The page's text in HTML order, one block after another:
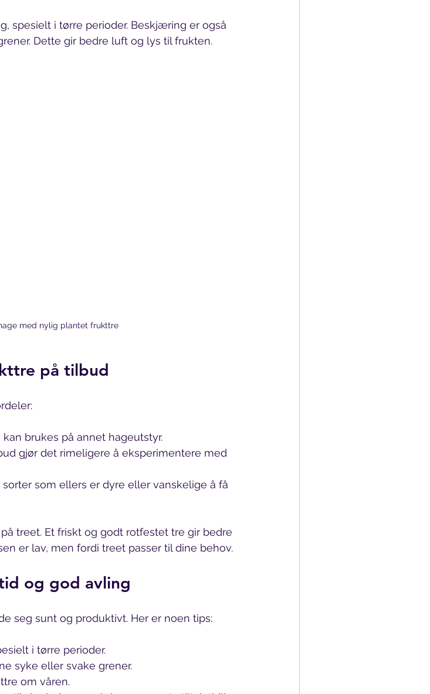
spesielt i tørre perioder. Beskjæring er også
Dette gir bedre luft og lys til frukten.
med nylig plantet frukttre
på tilbud
brukes på annet hageutstyr.
gjør det rimeligere å eksperimentere med
som ellers er dyre eller vanskelige å få
treet. Et friskt og godt rotfestet tre gir bedre
er lav, men fordi treet passer til dine behov.
og god avling
seg sunt og produktivt. Her er noen tips:
i tørre perioder.
syke eller svake grener.
om våren.